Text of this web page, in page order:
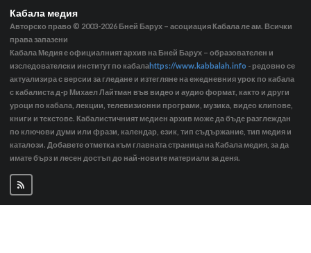
Кабала медия
Авторско право © 2003-2026 Бней Барух – асоциация Кабала ле ам. Всички
права запазени
Кабала Медия е официалният архив на Бней Барух – образователен и
изследователски институт по кабалаhttps://www.kabbalah.info - редовно се
актуализира с версии за гледане и изтегляне на ежедневния урок по кабала
с кабалиста д-р Михаел Лайтман във видео и аудио формат, както и други
уроци по кабала, лекции, телевизионни програми, музика, видео клипове,
книги и текстове. Кабалистичният медиен архив може да бъде разглеждан
по ключови думи или фрази, календар, език, тип съдържание, тип медия и
каталози. Добавете отметка към главната страница на Кабала медия, за да
имате бърз и лесен достъп до най-новите материали за деня.